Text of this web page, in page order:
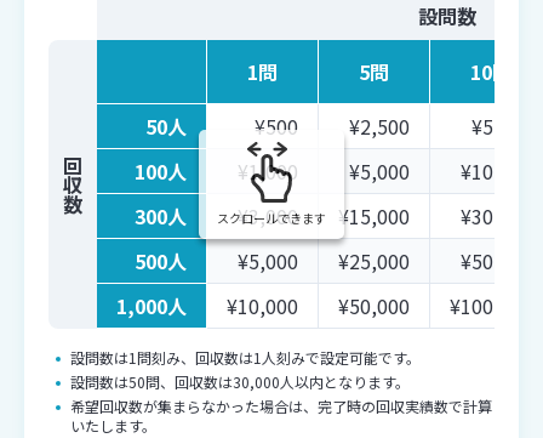
設問数
回収数
1問 5問
10問
50人
¥500 ¥2,500
¥5,000
100人
¥1,000 ¥5,000
¥10,000
300人
¥3,000 ¥15,000
¥30,000
500人
¥5,000 ¥25,000
¥50,000
1,000人
¥10,000 ¥50,000 ¥100,000
スクロールできます
設問数は1問刻み、回収数は1人刻みで設定可能です。
設問数は50問、回収数は30,000人以内となります。
希望回収数が集まらなかった場合は、完了時の回収実績数で計算
いたします。